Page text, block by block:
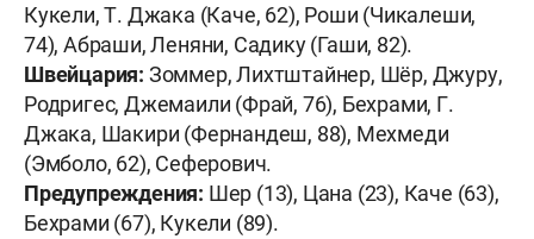
Кукели, Т. Джака (Каче, 62), Роши (Чикалеши,
74), Абраши, Леняни, Садику (Гаши, 82).
Швейцария: Зоммер, Лихтштайнер, Шёр, Джуру,
Родригес, Джемаили (Фрай, 76), Бехрами, Г.
Джака, Шакири (Фернандеш, 88), Мехмеди
(Эмболо, 62), Сеферович.
Предупреждения: Шер (13), Цана (23), Каче (63),
Бехрами (67), Кукели (89).